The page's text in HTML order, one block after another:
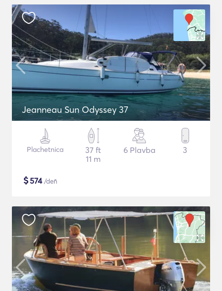
Jeanneau Sun Odyssey 37
Plachetnica
37 ft
11 m
6 Plavba 3
$574/deň